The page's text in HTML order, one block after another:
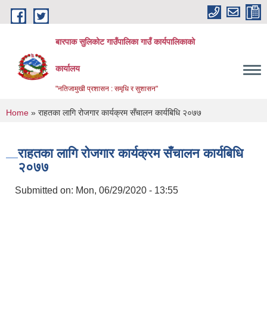
Skip to main content
बारपाक सुलिकोट गाउँपालिका गाउँ कार्यपालिकाको
कार्यालय
"नतिजामुखी प्रशासन : समृधि र सुशासन"
You are here
Home » राहतका लागि रोजगार कार्यक्रम सँचालन कार्यबिधि २०७७
राहतका लागि रोजगार कार्यक्रम सँचालन कार्यबिधि
२०७७
Submitted on: Mon, 06/29/2020 - 13:55